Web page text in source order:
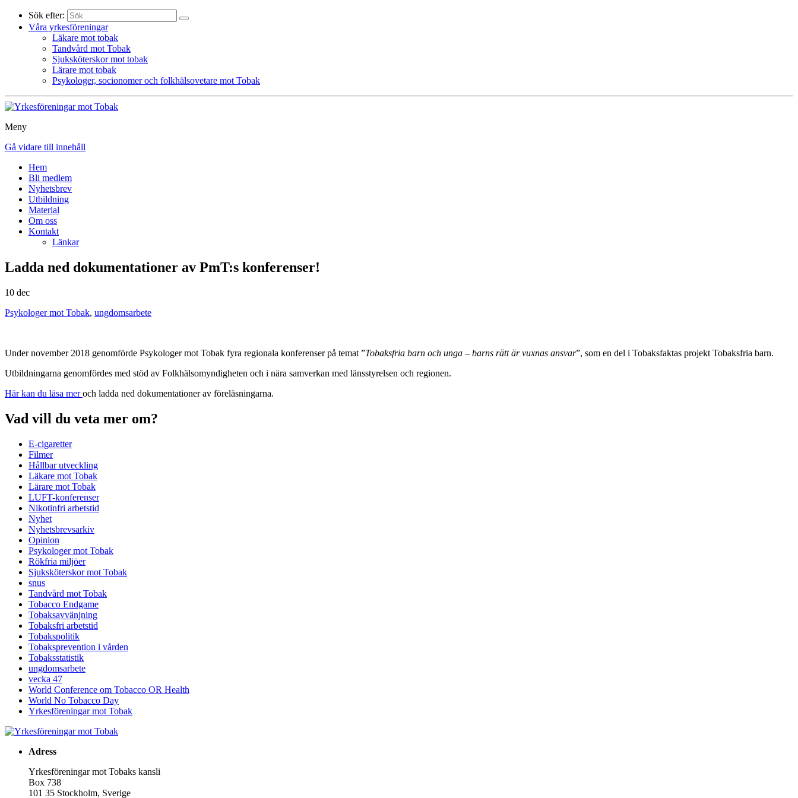
Sök efter:
Våra yrkesföreningar
Läkare mot tobak
Tandvård mot Tobak
Sjuksköterskor mot tobak
Lärare mot tobak
Psykologer, socionomer och folkhälsovetare mot Tobak
Meny
Gå vidare till innehåll
Hem
Bli medlem
Nyhetsbrev
Utbildning
Material
Om oss
Kontakt
Länkar
Ladda ned dokumentationer av PmT:s konferenser!
10 dec
Psykologer mot Tobak, ungdomsarbete
Under november 2018 genomförde Psykologer mot Tobak fyra regionala konferenser på temat ”Tobaksfria barn och unga – barns rätt är vuxnas ansvar”, som en del i Tobaksfaktas projekt Tobaksfria barn.
Utbildningarna genomfördes med stöd av Folkhälsomyndigheten och i nära samverkan med länsstyrelsen och regionen.
Här kan du läsa meroch ladda ned dokumentationer av föreläsningarna.
Vad vill du veta mer om?
E-cigaretter
Filmer
Hållbar utveckling
Läkare mot Tobak
Lärare mot Tobak
LUFT-konferenser
Nikotinfri arbetstid
Nyhet
Nyhetsbrevsarkiv
Opinion
Psykologer mot Tobak
Rökfria miljöer
Sjuksköterskor mot Tobak
snus
Tandvård mot Tobak
Tobacco Endgame
Tobaksavvänjning
Tobaksfri arbetstid
Tobakspolitik
Tobaksprevention i vården
Tobaksstatistik
ungdomsarbete
vecka 47
World Conference om Tobacco OR Health
World No Tobacco Day
Yrkesföreningar mot Tobak
Adress
Yrkesföreningar mot Tobaks kansli
Box 738
101 35 Stockholm, Sverige